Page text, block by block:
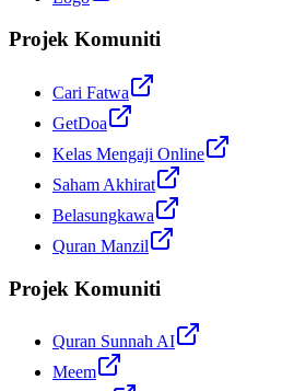
Projek Komuniti
Cari Fatwa
GetDoa
Kelas Mengaji Online
Saham Akhirat
Belasungkawa
Quran Manzil
Projek Komuniti
Quran Sunnah AI
Meem